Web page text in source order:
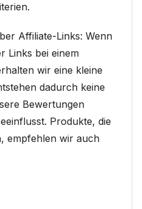
Affiliate-Links: Wenn
Links bei einem
wir eine kleine
dadurch keine
Bewertungen
Produkte, die
empfehlen wir auch